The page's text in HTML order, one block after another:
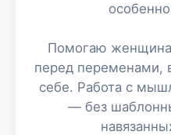
Помогаю
перед переменами,
себе. Работа с
— без